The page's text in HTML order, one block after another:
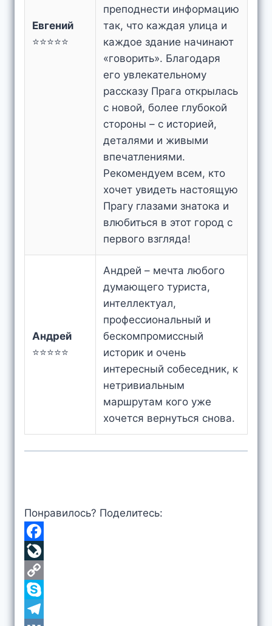
Евгений
⭐⭐⭐⭐⭐
преподнести информацию
так, что каждая улица и
каждое здание начинают
«говорить». Благодаря
его увлекательному
рассказу Прага открылась
с новой, более глубокой
стороны – с историей,
деталями и живыми
впечатлениями.
Рекомендуем всем, кто
хочет увидеть настоящую
Прагу глазами знатока и
влюбиться в этот город с
первого взгляда!
Андрей
⭐⭐⭐⭐⭐
Андрей – мечта любого
думающего туриста,
интеллектуал,
профессиональный и
бескомпромиссный
историк и очень
интересный собеседник, к
нетривиальным
маршрутам кого уже
хочется вернуться снова.
Понравилось? Поделитесь:
F
a
c
e
L
v
C
o
S